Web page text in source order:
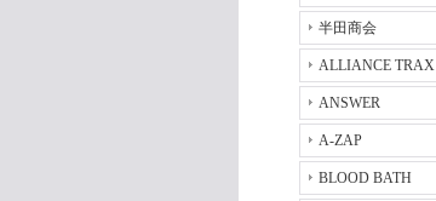
半田商会
ALLIANCE TRAX
ANSWER
A-ZAP
BLOOD BATH